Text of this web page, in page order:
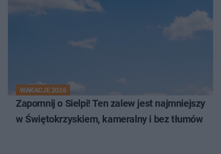
WAKACJE 2026
Zapomnij o Sielpi! Ten zalew jest najmniejszy
w Świętokrzyskiem, kameralny i bez tłumów